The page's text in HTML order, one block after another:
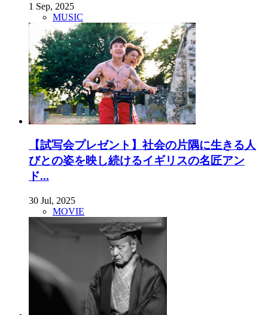
1 Sep, 2025
MUSIC
【試写会プレゼント】社会の片隅に生きる人
びとの姿を映し続けるイギリスの名匠アン
ド...
30 Jul, 2025
MOVIE